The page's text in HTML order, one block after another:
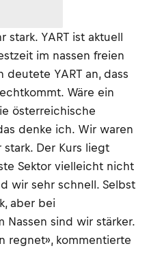
stark. YART ist aktuell
im nassen freien
YART an, dass
Wäre ein
österreichische
denke ich. Wir waren
Der Kurs liegt
Sektor vielleicht nicht
wir sehr schnell. Selbst
aber bei
sind wir stärker.
regnet», kommentierte